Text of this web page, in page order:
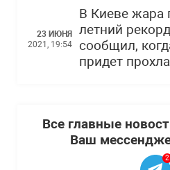
23 ИЮНЯ
2021, 19:54
В Киеве жара
летний
сообщил,
придет
Все главные
Ваш
2